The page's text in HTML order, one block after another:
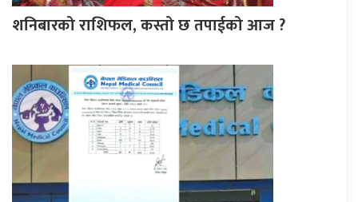
शनिबारको राशिफल, कस्तो छ तपाईको आज ?